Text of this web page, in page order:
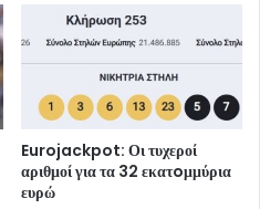
Eurojackpot: Οι τυχεροί
αριθμοί για τα 32 εκατoμμύρια
ευρώ